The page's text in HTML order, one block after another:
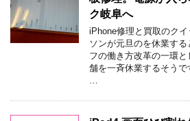
ク岐阜へ
iPhone修理と買取のク
ソンが元旦のを休業す
フの働き方改革の一環
舗を一斉休業するそう